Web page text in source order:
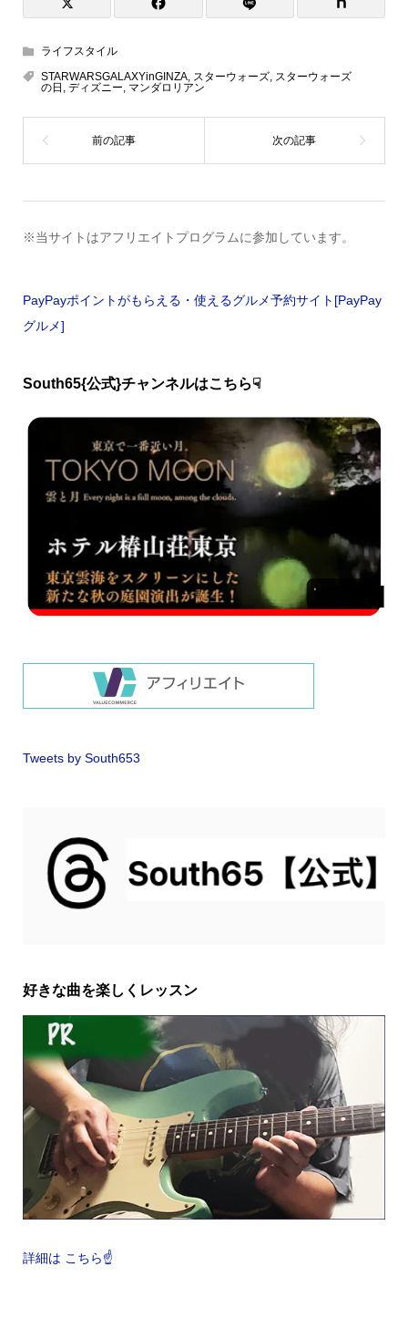
ライフスタイル
STARWARSGALAXYinGINZA, スターウォーズ, スターウォーズ
の日 , ディズニー, マンダロリアン
※当サイトはアフリエイトプログラムに参加しています。
PayPayポイントがもらえる・使えるグルメ予約サイト[PayPay
グルメ]
South65{公式}チャンネルはこちら☟
Tweets by South653
好きな曲を楽しくレッスン
詳細は こちら☝️